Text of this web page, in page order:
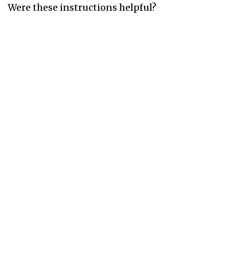
Were these instructions helpful?